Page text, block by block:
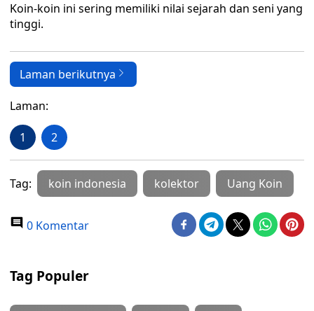
Koin-koin ini sering memiliki nilai sejarah dan seni yang
tinggi.
Laman berikutnya
Laman:
1 2
Tag: koin indonesia kolektor Uang Koin
0 Komentar
Tag Populer